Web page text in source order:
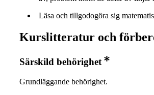
Läsa och tillgodogöra sig
Kurslitteratur och
Särskild behörighet
Grundläggande behörighet.